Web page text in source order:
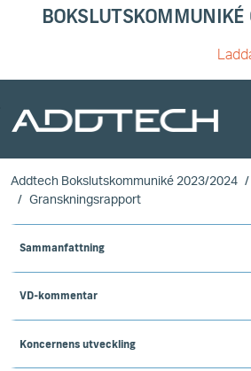
BOKSLUTSKOMMUNIKÉ
Skip to main content
Addtech Bokslutskommuniké 2023/2024
Granskningsrapport
Sammanfattning
VD-kommentar
Koncernens utveckling